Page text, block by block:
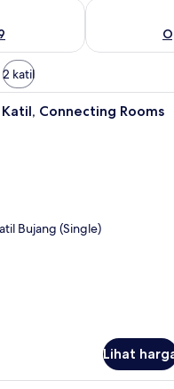
malam ini Ogo 8 - Ogo 9
Semak
2 katil
Item bar mini percuma, peti
Connecting Rooms
Bujang (Single)
Lihat